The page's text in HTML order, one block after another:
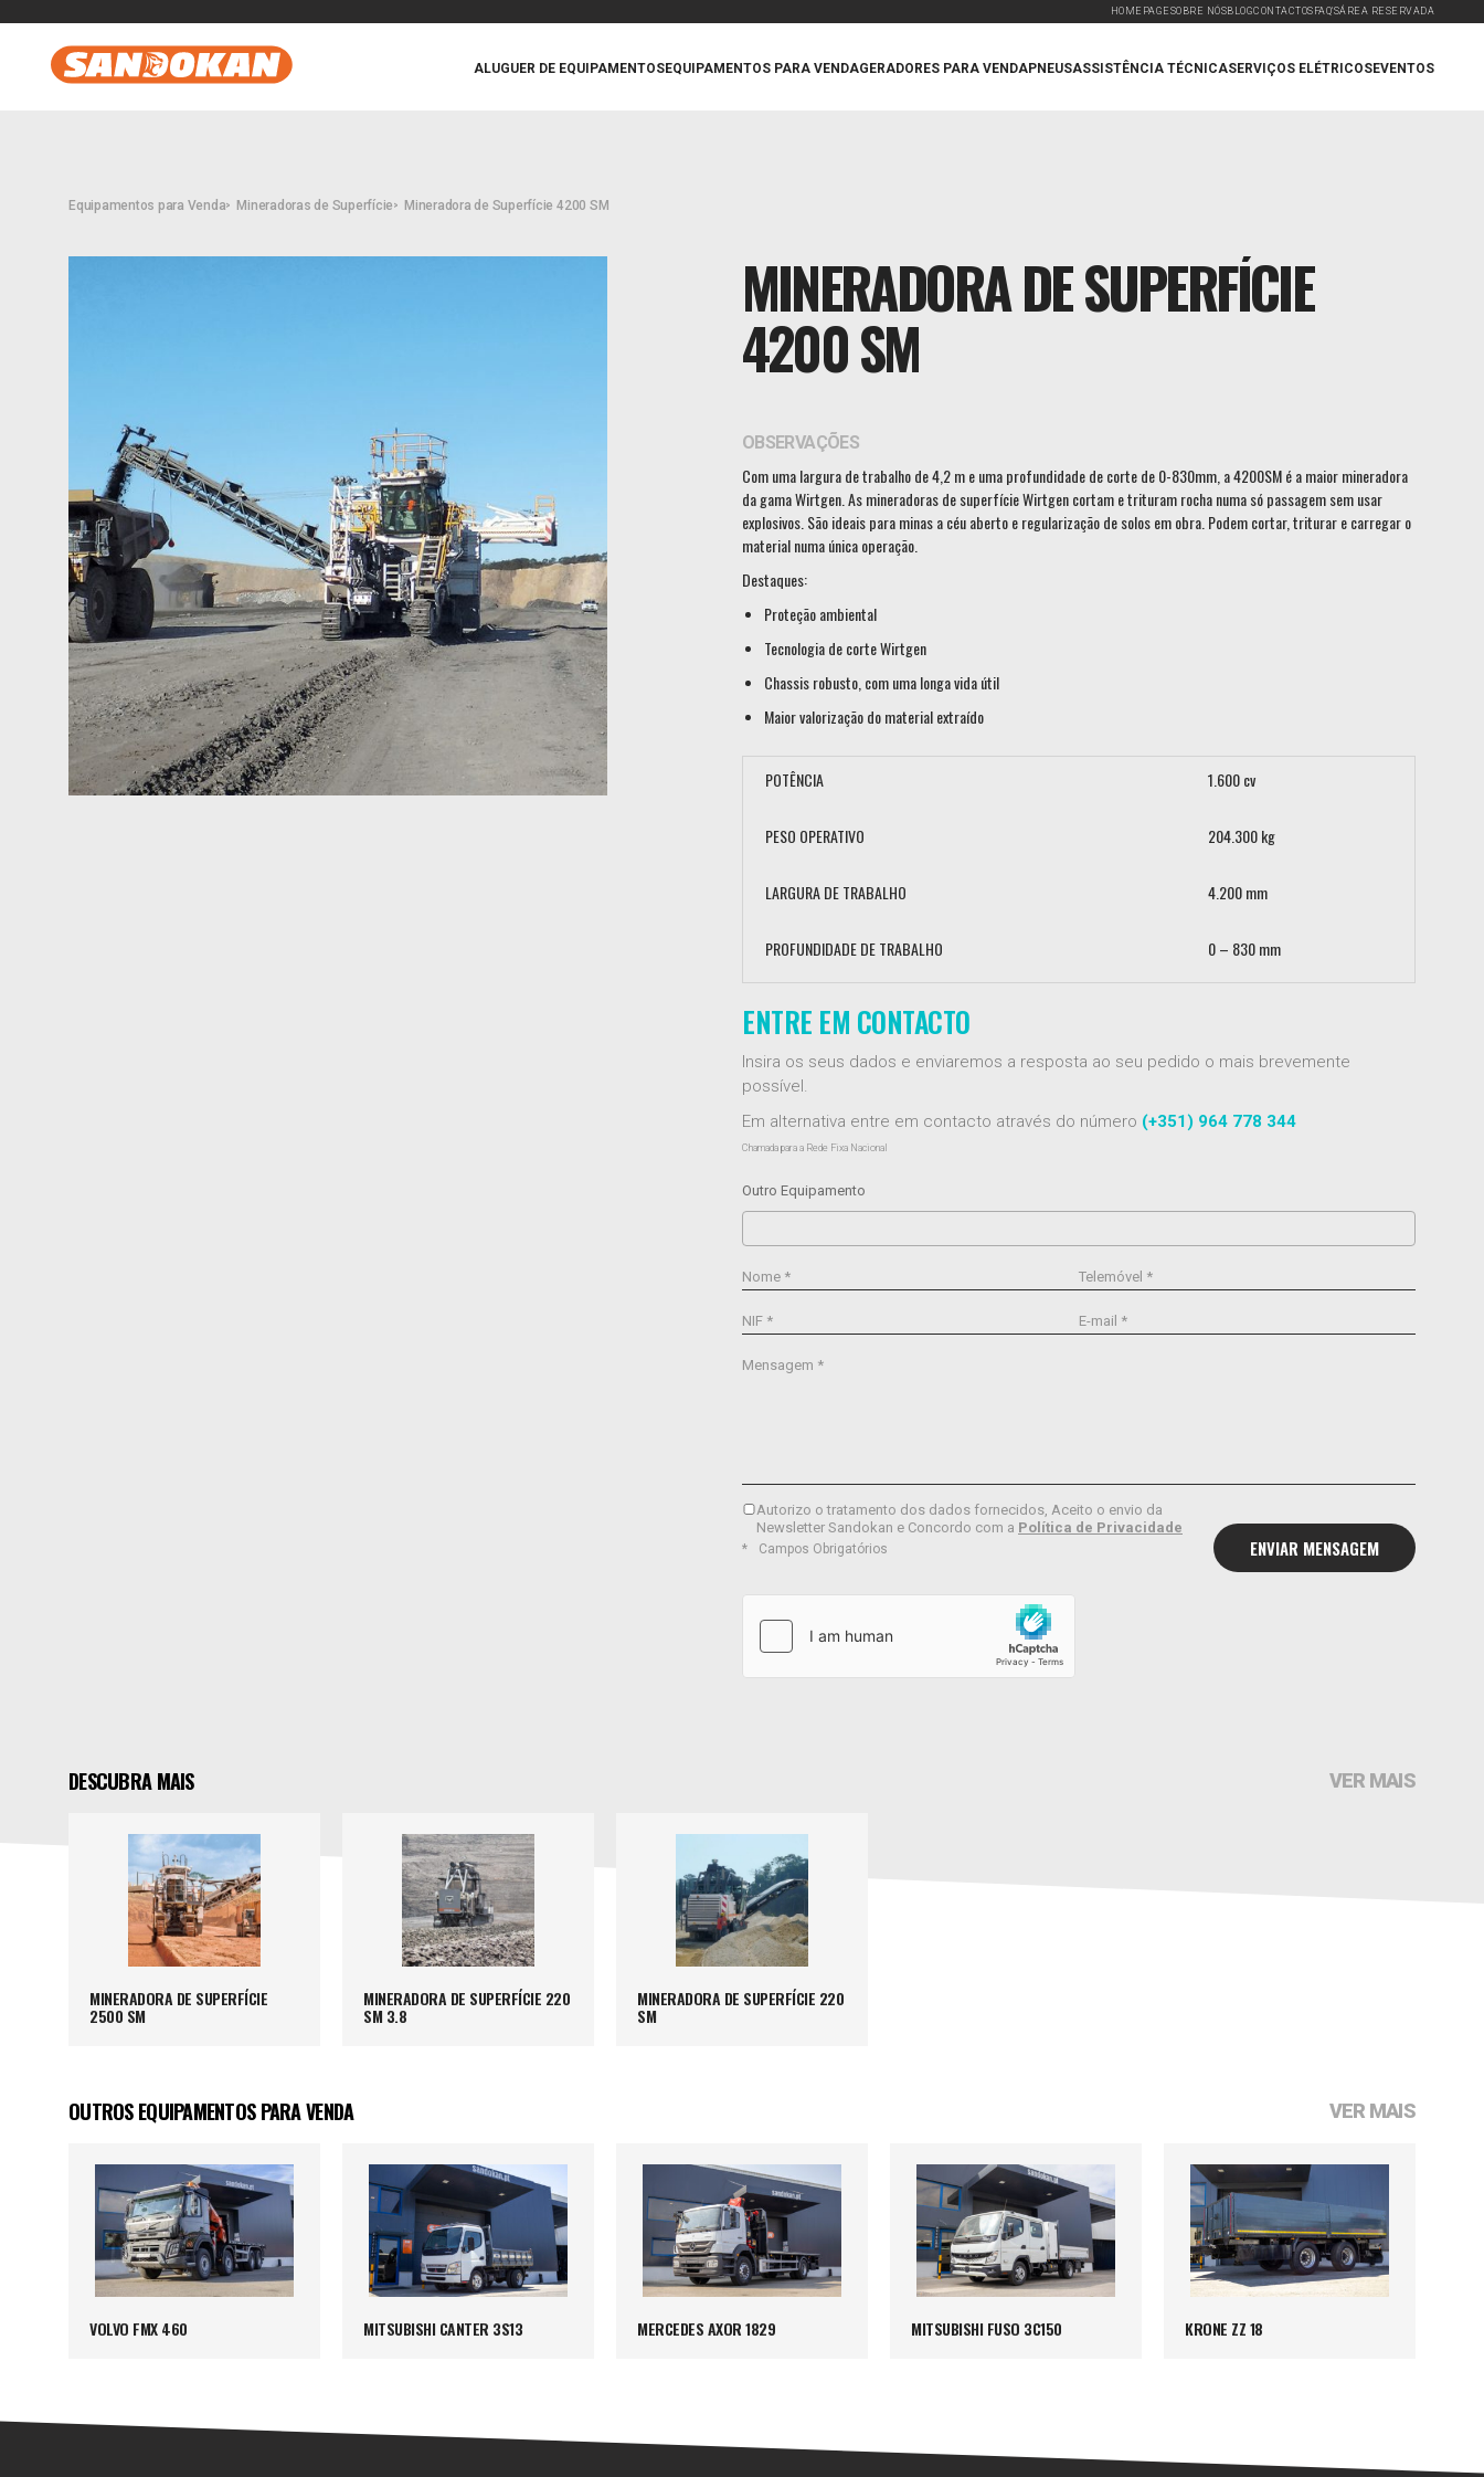
HOMEPAGE SOBRE NÓSBLOGCONTACTOS FAQ'SÁREA RESERVADA
ALUGUER DE EQUIPAMENTOSEQUIPAMENTOS PARA VENDAGERADORES PARA VENDAPNEUSASSISTÊNCIA TÉCNICASERVIÇOS ELÉTRICOSEVENTOS
Equipamentos para Venda Mineradoras de Superfície Mineradora de Superfície 4200 SM
MINERADORA DE SUPERFÍCIE
4200 SM
OBSERVAÇÕES
Com uma largura de trabalho de 4,2 m e uma profundidade de corte de 0-830mm, a 4200SM é a maior mineradora
da gama Wirtgen. As mineradoras de superfície Wirtgen cortam e trituram rocha numa só passagem sem usar
explosivos. São ideais para minas a céu aberto e regularização de solos em obra. Podem cortar, triturar e carregar o
material numa única operação.
Destaques:
Proteção ambiental
Tecnologia de corte Wirtgen
Chassis robusto, com uma longa vida útil
Maior valorização do material extraído
POTÊNCIA 1.600 cv
PESO OPERATIVO 204.300 kg
LARGURA DE TRABALHO 4.200 mm
PROFUNDIDADE DE TRABALHO 0 – 830 mm
ENTRE EM CONTACTO
Insira os seus dados e enviaremos a resposta ao seu pedido o mais brevemente
possível.
Em alternativa entre em contacto através do número (+351) 964 778 344
Chamada para a Rede Fixa Nacional
Outro Equipamento
Nome * Telemóvel *
NIF * E-mail *
Mensagem *
Autorizo o tratamento dos dados fornecidos, Aceito o envio da
Newsletter Sandokan e Concordo com a Política de Privacidade
Campos Obrigatórios
DESCUBRA MAIS VER MAIS
MINERADORA DE SUPERFÍCIE
2500 SM
MINERADORA DE SUPERFÍCIE 220
SM 3.8
MINERADORA DE SUPERFÍCIE 220
SM
OUTROS EQUIPAMENTOS PARA VENDA VER MAIS
VOLVO FMX 460 MITSUBISHI CANTER 3S13 MERCEDES AXOR 1829 MITSUBISHI FUSO 3C150 KRONE ZZ 18